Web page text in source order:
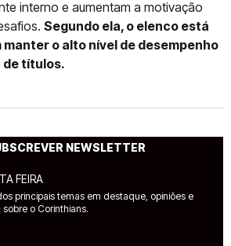
interno e aumentam a motivação
Segundo ela, o elenco está
o alto nível de desempenho
de títulos.
NEWSLETTER
FEIRA
principais temas em destaque, opiniões e
o Corinthians.